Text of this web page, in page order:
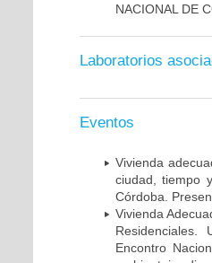
NACIONAL DE
Laboratorios
Eventos
Vivienda
ciudad, tiempo
Córdoba.
Vivienda
Residenciales.
Encontro